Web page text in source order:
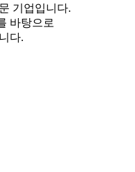
기업입니다.
바탕으로
다.